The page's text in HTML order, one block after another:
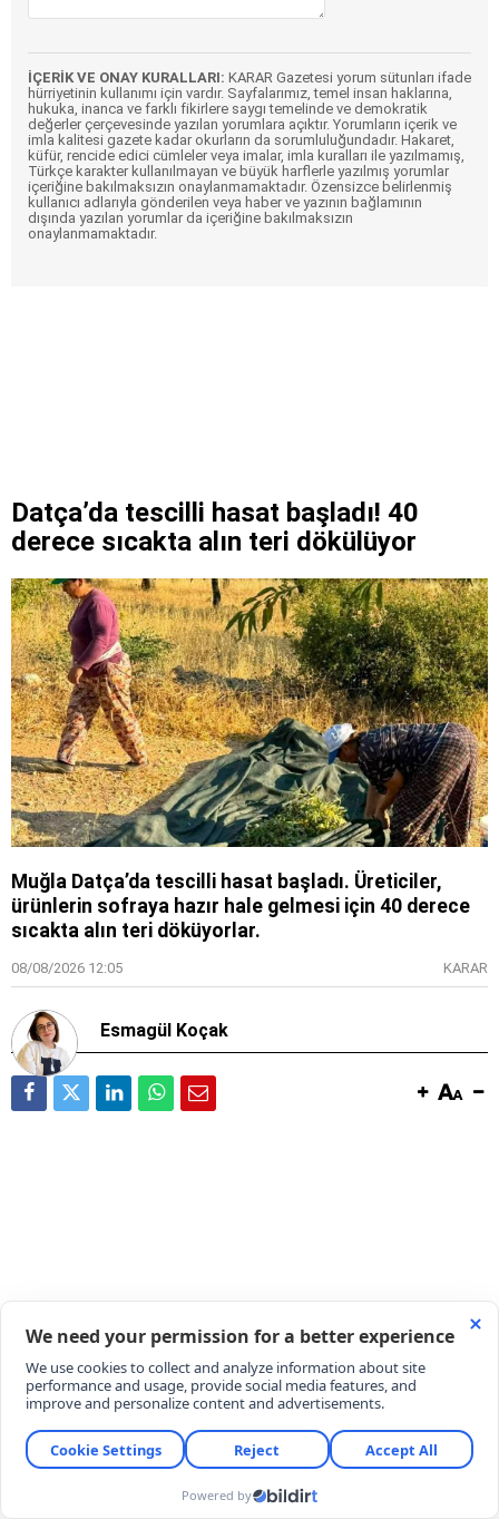
İÇERİK VE ONAY KURALLARI: KARAR Gazetesi yorum sütunları ifade
hürriyetinin kullanımı için vardır. Sayfalarımız, temel insan haklarına,
hukuka, inanca ve farklı fikirlere saygı temelinde ve demokratik
değerler çerçevesinde yazılan yorumlara açıktır. Yorumların içerik ve
imla kalitesi gazete kadar okurların da sorumluluğundadır. Hakaret,
küfür, rencide edici cümleler veya imalar, imla kuralları ile yazılmamış,
Türkçe karakter kullanılmayan ve büyük harflerle yazılmış yorumlar
içeriğine bakılmaksızın onaylanmamaktadır. Özensizce belirlenmiş
kullanıcı adlarıyla gönderilen veya haber ve yazının bağlamının
dışında yazılan yorumlar da içeriğine bakılmaksızın
onaylanmamaktadır.
Datça’da tescilli hasat başladı! 40
derece sıcakta alın teri dökülüyor
Muğla Datça’da tescilli hasat başladı. Üreticiler,
ürünlerin sofraya hazır hale gelmesi için 40 derece
sıcakta alın teri döküyorlar.
08/08/2026 12:05 KARAR
Esmagül Koçak
markası Datça bademinin beklenen hasadı başladı.